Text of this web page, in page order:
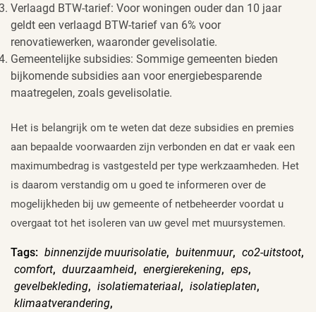
Verlaagd BTW-tarief: Voor woningen ouder dan 10 jaar
geldt een verlaagd BTW-tarief van 6% voor
renovatiewerken, waaronder gevelisolatie.
Gemeentelijke subsidies: Sommige gemeenten bieden
bijkomende subsidies aan voor energiebesparende
maatregelen, zoals gevelisolatie.
Het is belangrijk om te weten dat deze subsidies en premies
aan bepaalde voorwaarden zijn verbonden en dat er vaak een
maximumbedrag is vastgesteld per type werkzaamheden. Het
is daarom verstandig om u goed te informeren over de
mogelijkheden bij uw gemeente of netbeheerder voordat u
overgaat tot het isoleren van uw gevel met muursystemen.
Tags: binnenzijde muurisolatie, buitenmuur, co2-uitstoot,
comfort, duurzaamheid, energierekening, eps,
gevelbekleding, isolatiemateriaal, isolatieplaten,
klimaatverandering,